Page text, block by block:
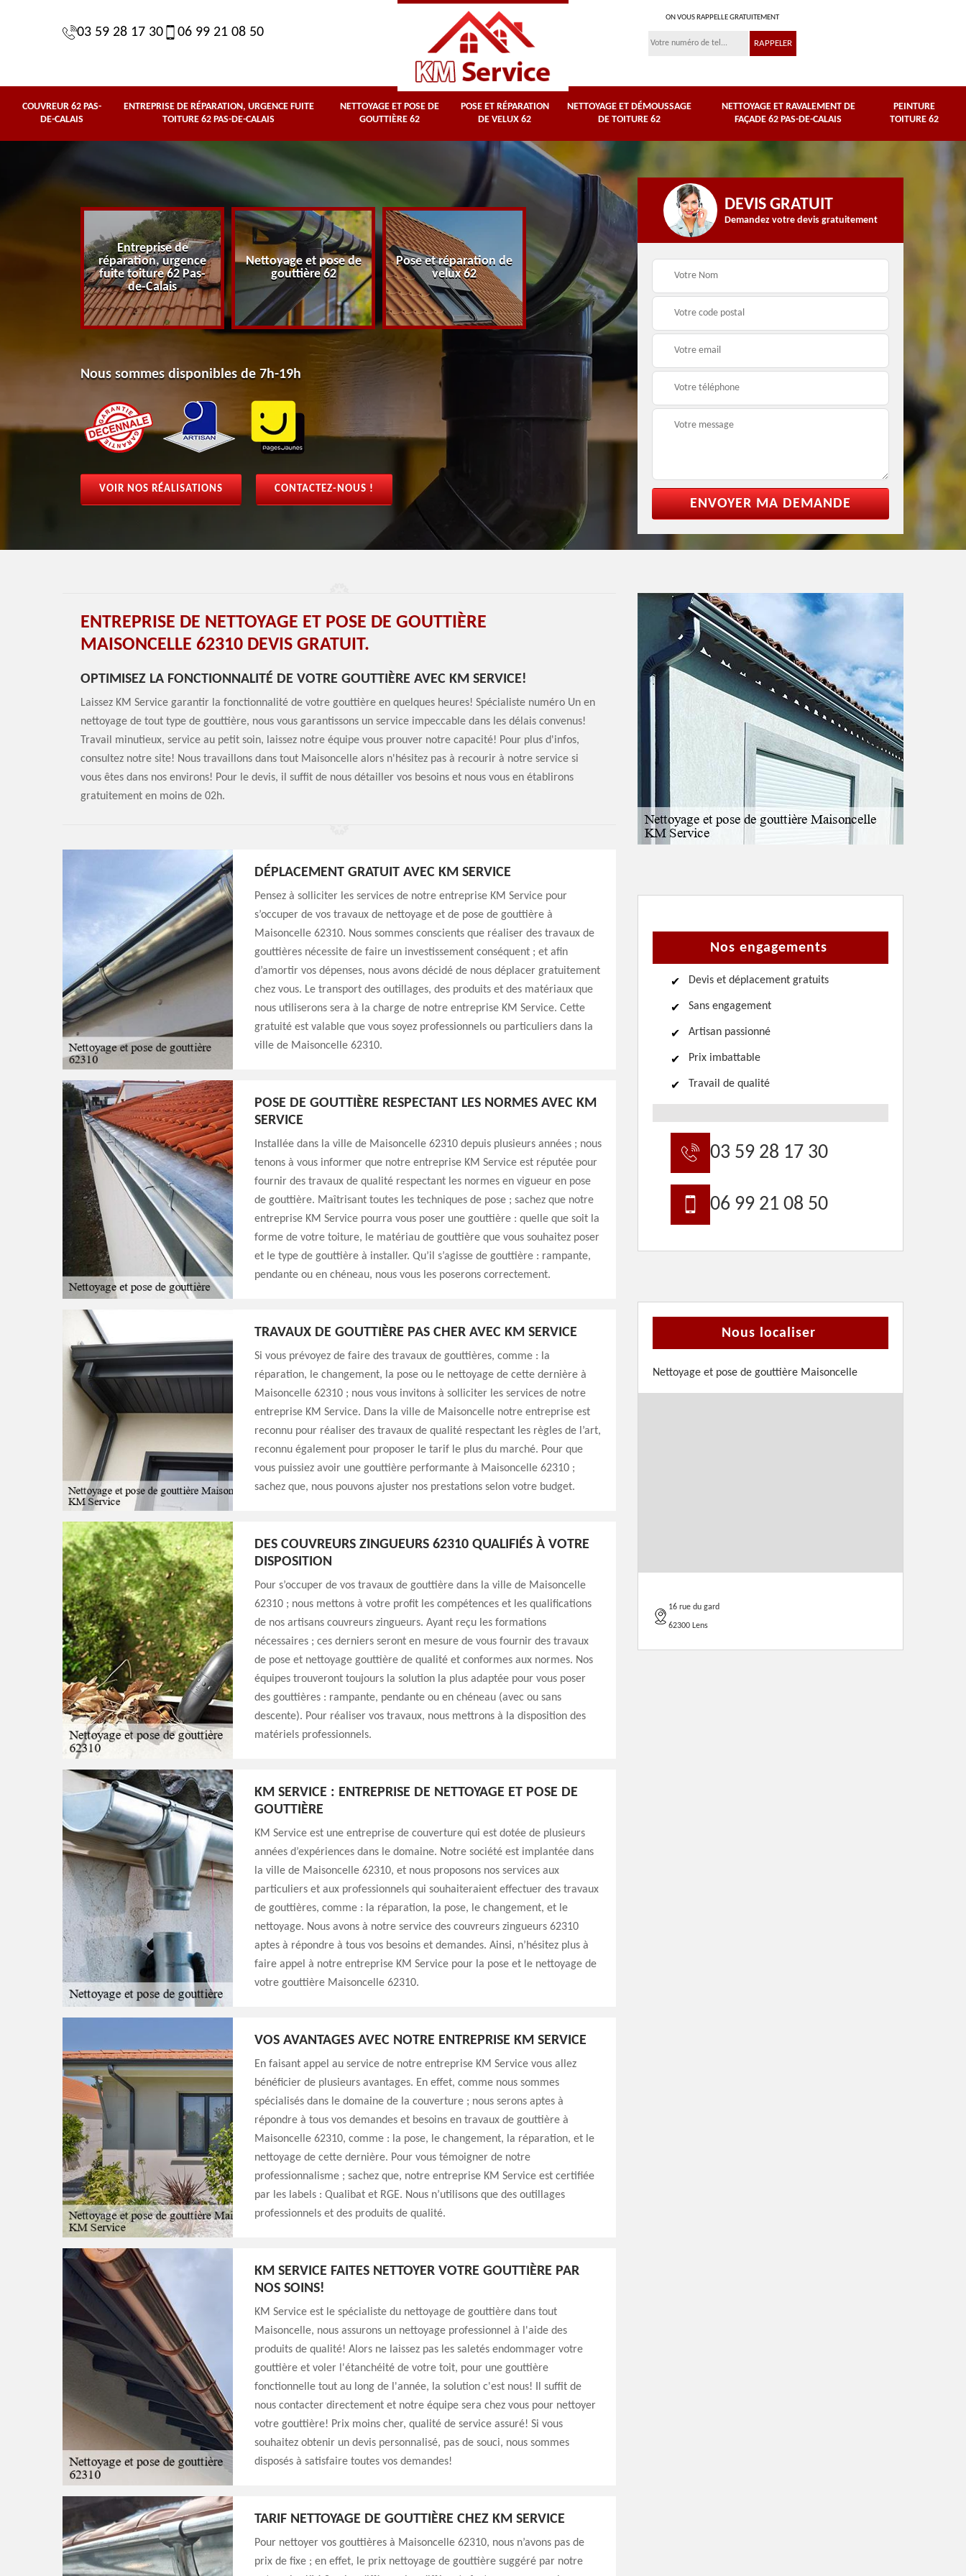
03 59 28 17 30 06 99 21 08 50
ON VOUS RAPPELLE GRATUITEMENT
COUVREUR 62 PAS-
DE-CALAIS
ENTREPRISE DE RÉPARATION, URGENCE FUITE
TOITURE 62 PAS-DE-CALAIS
NETTOYAGE ET POSE DE
GOUTTIÈRE 62
POSE ET RÉPARATION
DE VELUX 62
NETTOYAGE ET DÉMOUSSAGE
DE TOITURE 62
NETTOYAGE ET RAVALEMENT DE
FAÇADE 62 PAS-DE-CALAIS
PEINTURE
TOITURE 62
Entreprise de
réparation, urgence
fuite toiture 62 Pas-
de-Calais
Nettoyage et pose de
gouttière 62
Pose et réparation de
velux 62
Nettoyage et
démoussage de
toiture 62
62 Pas-de-Calais
Nous sommes disponibles de 7h-19h
VOIR NOS RÉALISATIONS CONTACTEZ-NOUS !
DEVIS GRATUIT
Demandez votre devis gratuitement
ENTREPRISE DE NETTOYAGE ET POSE DE GOUTTIÈRE
MAISONCELLE 62310 DEVIS GRATUIT.
OPTIMISEZ LA FONCTIONNALITÉ DE VOTRE GOUTTIÈRE AVEC KM SERVICE!
Laissez KM Service garantir la fonctionnalité de votre gouttière en quelques heures! Spécialiste numéro Un en
nettoyage de tout type de gouttière, nous vous garantissons un service impeccable dans les délais convenus!
Travail minutieux, service au petit soin, laissez notre équipe vous prouver notre capacité! Pour plus d'infos,
consultez notre site! Nous travaillons dans tout Maisoncelle alors n'hésitez pas à recourir à notre service si
vous êtes dans nos environs! Pour le devis, il suffit de nous détailler vos besoins et nous vous en établirons
gratuitement en moins de 02h.
DÉPLACEMENT GRATUIT AVEC KM SERVICE
Pensez à solliciter les services de notre entreprise KM Service pour
s’occuper de vos travaux de nettoyage et de pose de gouttière à
Maisoncelle 62310. Nous sommes conscients que réaliser des travaux de
gouttières nécessite de faire un investissement conséquent ; et afin
d’amortir vos dépenses, nous avons décidé de nous déplacer gratuitement
chez vous. Le transport des outillages, des produits et des matériaux que
nous utiliserons sera à la charge de notre entreprise KM Service. Cette
gratuité est valable que vous soyez professionnels ou particuliers dans la
ville de Maisoncelle 62310.
POSE DE GOUTTIÈRE RESPECTANT LES NORMES AVEC KM
SERVICE
Installée dans la ville de Maisoncelle 62310 depuis plusieurs années ; nous
tenons à vous informer que notre entreprise KM Service est réputée pour
fournir des travaux de qualité respectant les normes en vigueur en pose
de gouttière. Maîtrisant toutes les techniques de pose ; sachez que notre
entreprise KM Service pourra vous poser une gouttière : quelle que soit la
forme de votre toiture, le matériau de gouttière que vous souhaitez poser
et le type de gouttière à installer. Qu’il s’agisse de gouttière : rampante,
pendante ou en chéneau, nous vous les poserons correctement.
TRAVAUX DE GOUTTIÈRE PAS CHER AVEC KM SERVICE
Si vous prévoyez de faire des travaux de gouttières, comme : la
réparation, le changement, la pose ou le nettoyage de cette dernière à
Maisoncelle 62310 ; nous vous invitons à solliciter les services de notre
entreprise KM Service. Dans la ville de Maisoncelle notre entreprise est
reconnu pour réaliser des travaux de qualité respectant les règles de l’art,
reconnu également pour proposer le tarif le plus du marché. Pour que
vous puissiez avoir une gouttière performante à Maisoncelle 62310 ;
sachez que, nous pouvons ajuster nos prestations selon votre budget.
DES COUVREURS ZINGUEURS 62310 QUALIFIÉS À VOTRE
DISPOSITION
Pour s’occuper de vos travaux de gouttière dans la ville de Maisoncelle
62310 ; nous mettons à votre profit les compétences et les qualifications
de nos artisans couvreurs zingueurs. Ayant reçu les formations
nécessaires ; ces derniers seront en mesure de vous fournir des travaux
de pose et nettoyage gouttière de qualité et conformes aux normes. Nos
équipes trouveront toujours la solution la plus adaptée pour vous poser
des gouttières : rampante, pendante ou en chéneau (avec ou sans
descente). Pour réaliser vos travaux, nous mettrons à la disposition des
matériels professionnels.
KM SERVICE : ENTREPRISE DE NETTOYAGE ET POSE DE
GOUTTIÈRE
KM Service est une entreprise de couverture qui est dotée de plusieurs
années d’expériences dans le domaine. Notre société est implantée dans
la ville de Maisoncelle 62310, et nous proposons nos services aux
particuliers et aux professionnels qui souhaiteraient effectuer des travaux
de gouttières, comme : la réparation, la pose, le changement, et le
nettoyage. Nous avons à notre service des couvreurs zingueurs 62310
aptes à répondre à tous vos besoins et demandes. Ainsi, n’hésitez plus à
faire appel à notre entreprise KM Service pour la pose et le nettoyage de
votre gouttière Maisoncelle 62310.
VOS AVANTAGES AVEC NOTRE ENTREPRISE KM SERVICE
En faisant appel au service de notre entreprise KM Service vous allez
bénéficier de plusieurs avantages. En effet, comme nous sommes
spécialisés dans le domaine de la couverture ; nous serons aptes à
répondre à tous vos demandes et besoins en travaux de gouttière à
Maisoncelle 62310, comme : la pose, le changement, la réparation, et le
nettoyage de cette dernière. Pour vous témoigner de notre
professionnalisme ; sachez que, notre entreprise KM Service est certifiée
par les labels : Qualibat et RGE. Nous n’utilisons que des outillages
professionnels et des produits de qualité.
KM SERVICE FAITES NETTOYER VOTRE GOUTTIÈRE PAR
NOS SOINS!
KM Service est le spécialiste du nettoyage de gouttière dans tout
Maisoncelle, nous assurons un nettoyage professionnel à l'aide des
produits de qualité! Alors ne laissez pas les saletés endommager votre
gouttière et voler l'étanchéité de votre toit, pour une gouttière
fonctionnelle tout au long de l'année, la solution c'est nous! Il suffit de
nous contacter directement et notre équipe sera chez vous pour nettoyer
votre gouttière! Prix moins cher, qualité de service assuré! Si vous
souhaitez obtenir un devis personnalisé, pas de souci, nous sommes
disposés à satisfaire toutes vos demandes!
TARIF NETTOYAGE DE GOUTTIÈRE CHEZ KM SERVICE
Pour nettoyer vos gouttières à Maisoncelle 62310, nous n’avons pas de
prix de fixe ; en effet, le prix nettoyage de gouttière suggéré par notre
Nos engagements
Devis et déplacement gratuits
Sans engagement
Artisan passionné
Prix imbattable
Travail de qualité
03 59 28 17 30
06 99 21 08 50
Nous localiser
Nettoyage et pose de gouttière Maisoncelle
16 rue du gard
62300 Lens